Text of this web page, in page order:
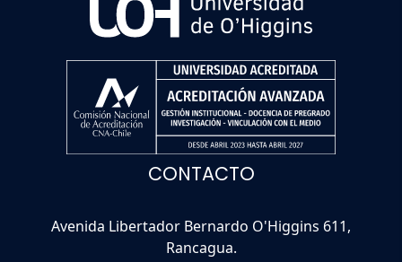
CONTACTO
Avenida Libertador Bernardo O'Higgins 611,
Rancagua.